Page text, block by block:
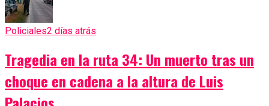
Policiales2 días atrás
Tragedia en la ruta 34: Un muerto tras un
choque en cadena a la altura de Luis